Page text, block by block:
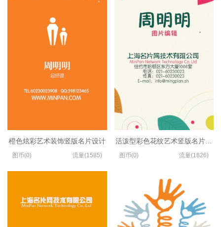
橙色炫彩艺术装饰竖版名片设计
图币(0) 流量(1585)
活泼型彩色花纹艺术竖版名片设计
图币(0) 流量(1826)